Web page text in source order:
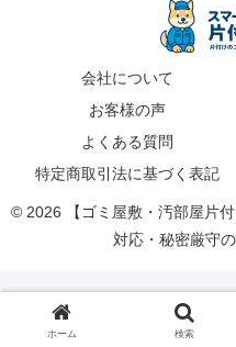
会社について
お客様の声
よくある質問
特定商取引法に基づく表記
© 2026 【ゴミ屋敷・汚部屋片
対応・秘密厳守
ホーム 検索